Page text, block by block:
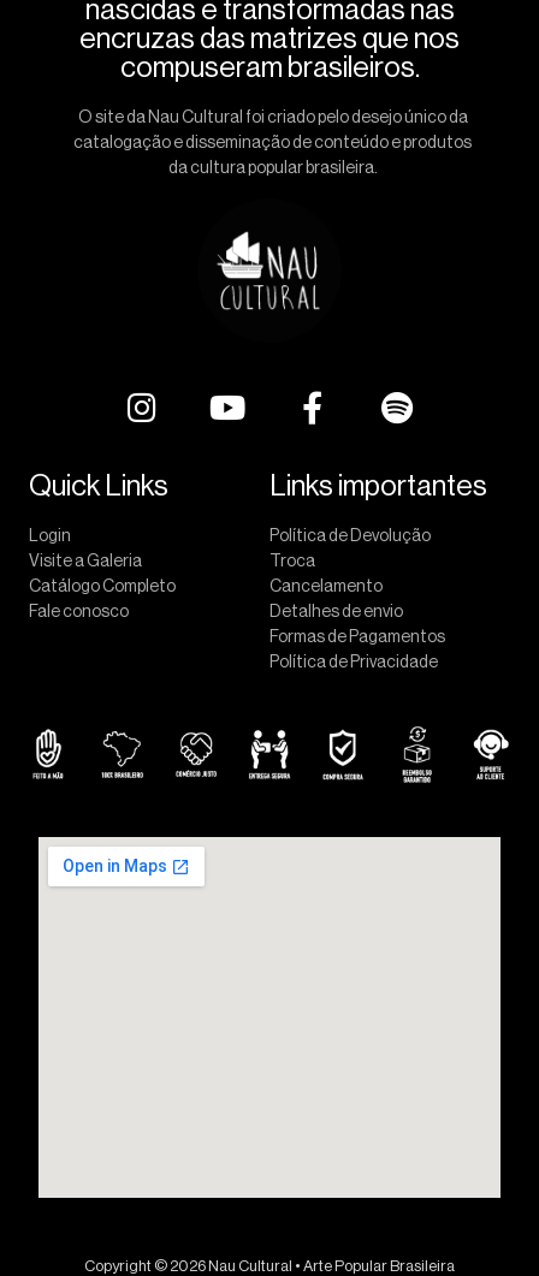
nascidas e transformadas nas
encruzas das matrizes que nos
compuseram brasileiros.
O site da Nau Cultural foi criado pelo desejo único da
catalogação e disseminação de conteúdo e produtos
da cultura popular brasileira.
Quick Links
Login
Visite a Galeria
Catálogo Completo
Fale conosco
Links importantes
Política de Devolução
Troca
Cancelamento
Detalhes de envio
Formas de Pagamentos
Política de Privacidade
Copyright © 2026 Nau Cultural • Arte Popular Brasileira